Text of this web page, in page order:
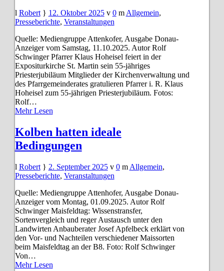
Robert 12. Oktober 2025 0 Allgemein,
Presseberichte, Veranstaltungen
Quelle: Mediengruppe Attenkofer, Ausgabe Donau-
Anzeiger vom Samstag, 11.10.2025. Autor Rolf
Schwinger Pfarrer Klaus Hoheisel feiert in der
Expositurkirche St. Martin sein 55-jähriges
Priesterjubiläum Mitglieder der Kirchenverwaltung und
des Pfarrgemeinderates gratulieren Pfarrer i. R. Klaus
Hoheisel zum 55-jährigen Priesterjubiläum. Fotos:
Rolf…
Mehr Lesen
Kolben hatten ideale
Bedingungen
Robert 2. September 2025 0 Allgemein,
Presseberichte, Veranstaltungen
Quelle: Mediengruppe Attenhofer, Ausgabe Donau-
Anzeiger vom Montag, 01.09.2025. Autor Rolf
Schwinger Maisfeldtag: Wissenstransfer,
Sortenvergleich und reger Austausch unter den
Landwirten Anbauberater Josef Apfelbeck erklärt von
den Vor- und Nachteilen verschiedener Maissorten
beim Maisfeldtag an der B8. Foto: Rolf Schwinger
Von…
Mehr Lesen